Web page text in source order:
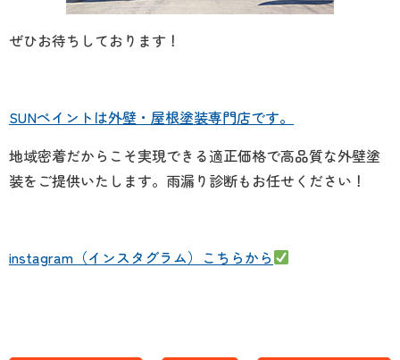
ぜひお待ちしております！
SUNペイントは外壁・屋根塗装専門店です。
地域密着だからこそ実現できる適正価格で高品質な外壁塗
装をご提供いたします。 雨漏り診断もお任せください！
instagram（インスタグラム）こちらから